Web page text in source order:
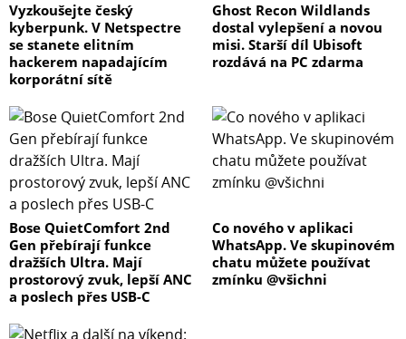
Vyzkoušejte český
kyberpunk. V Netspectre
se stanete elitním
hackerem napadajícím
korporátní sítě
Ghost Recon Wildlands
dostal vylepšení a novou
misi. Starší díl Ubisoft
rozdává na PC zdarma
Bose QuietComfort 2nd
Gen přebírají funkce
dražších Ultra. Mají
prostorový zvuk, lepší ANC
a poslech přes USB-C
Co nového v aplikaci
WhatsApp. Ve skupinovém
chatu můžete používat
zmínku @všichni